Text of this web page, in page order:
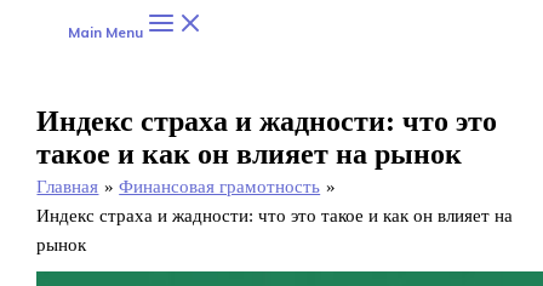
Main Menu
Индекс страха и жадности: что это
такое и как он влияет на рынок
Главная
Финансовая грамотность
Индекс страха и жадности: что это такое и как он влияет на
рынок